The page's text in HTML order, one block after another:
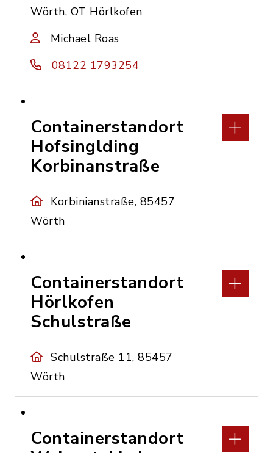
Wörth, OT Hörlkofen
Michael Roas
08122 1793254
Containerstandort
Hofsinglding
Korbinanstraße
Korbinianstraße, 85457
Wörth
Containerstandort
Hörlkofen
Schulstraße
Schulstraße 11, 85457
Wörth
Containerstandort